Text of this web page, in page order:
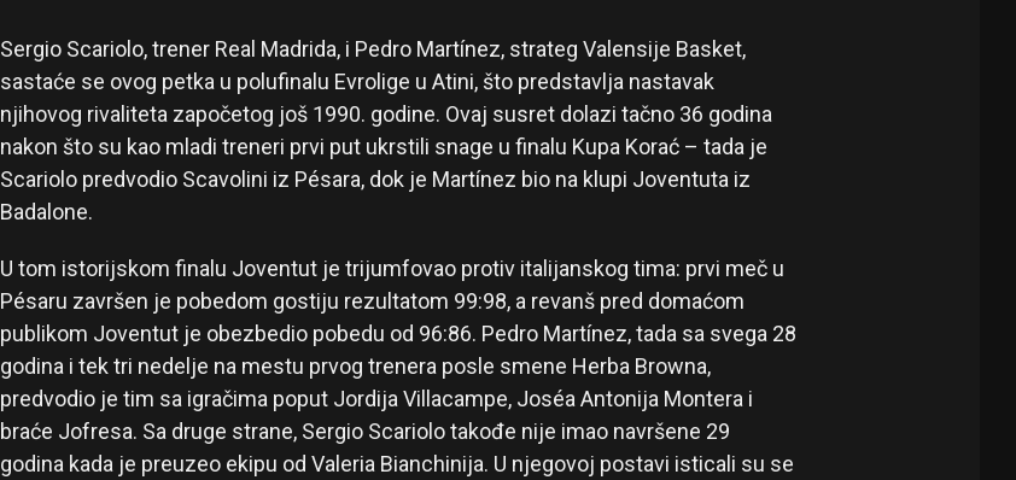
Sergio Scariolo, trener Real Madrida, i Pedro Martínez, strateg Valensije Basket,
sastaće se ovog petka u polufinalu Evrolige u Atini, što predstavlja nastavak
njihovog rivaliteta započetog još 1990. godine. Ovaj susret dolazi tačno 36 godina
nakon što su kao mladi treneri prvi put ukrstili snage u finalu Kupa Korać – tada je
Scariolo predvodio Scavolini iz Pésara, dok je Martínez bio na klupi Joventuta iz
Badalone.
U tom istorijskom finalu Joventut je trijumfovao protiv italijanskog tima: prvi meč u
Pésaru završen je pobedom gostiju rezultatom 99:98, a revanš pred domaćom
publikom Joventut je obezbedio pobedu od 96:86. Pedro Martínez, tada sa svega 28
godina i tek tri nedelje na mestu prvog trenera posle smene Herba Browna,
predvodio je tim sa igračima poput Jordija Villacampe, Joséa Antonija Montera i
braće Jofresa. Sa druge strane, Sergio Scariolo takođe nije imao navršene 29
godina kada je preuzeo ekipu od Valeria Bianchinija. U njegovoj postavi isticali su se